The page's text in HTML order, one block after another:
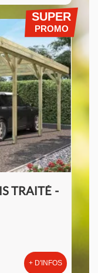
SUPER
PROMO
TRAITÉ -
+ D'INFOS